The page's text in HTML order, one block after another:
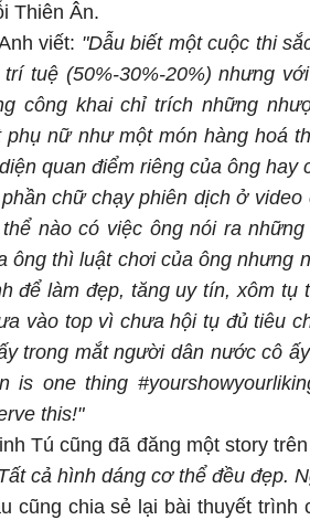
Thiên Ân.
viết: "Dẫu biết một cuộc thi
tuệ (50%-30%-20%) nhưng
công khai chỉ trích những
phụ nữ như một món hàng hoá
quan điểm riêng của ông hay
chữ chạy phiên dịch ở
nào có việc ông nói ra
ông thì luật chơi của ông nhưng
để làm đẹp, tăng uy tín, xôm tụ
vào top vì chưa hội tụ đủ tiêu
trong mắt người dân nước cô
is one thing
this!"
Tú cũng đã đăng một story
cả hình dáng cơ thể đều đẹp.
cũng chia sẻ lại bài thuyết trình